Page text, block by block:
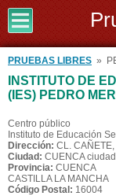
PRUEBAS LIBRES »
INSTITUTO DE
(IES) PEDRO
Centro público
Instituto de Educación
Dirección: CL. CAÑETE,
Ciudad: CUENCA ciudad
Provincia: CUENCA
CASTILLA LA MANCHA
Código Postal: 16004